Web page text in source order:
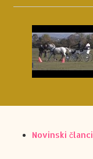
Novinski članci